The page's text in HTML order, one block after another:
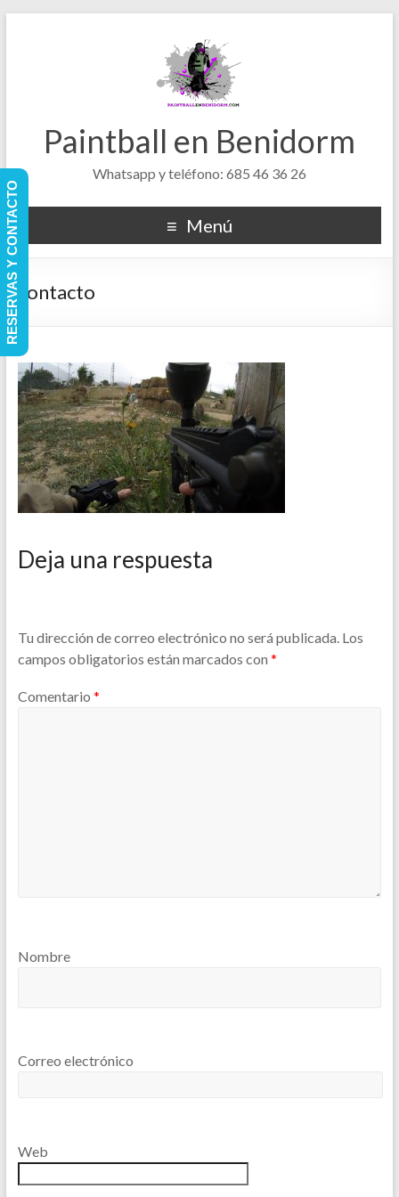
Paintball en Benidorm
Whatsapp y teléfono: 685 46 36 26
Menú
contacto
Deja una respuesta
Tu dirección de correo electrónico no será publicada. Los
campos obligatorios están marcados con *
Comentario *
Nombre
Correo electrónico
Web
RESERVAS Y CONTACTO